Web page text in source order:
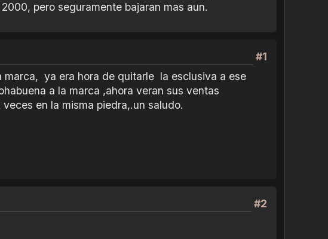
pero seguramente bajaran mas aun.
#1
marca, ya era hora de quitarle la esclusiva a ese
a la marca ,ahora veran sus ventas
en la misma piedra,.un saludo.
#2